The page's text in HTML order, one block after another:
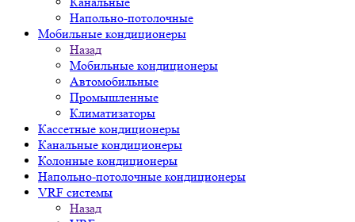
Напольно-потолочные
Мобильные кондиционеры
Назад
Мобильные кондиционеры
Автомобильные
Промышленные
Климатизаторы
Кассетные кондиционеры
Канальные кондиционеры
Колонные кондиционеры
Напольно-потолочные кондиционеры
VRF системы
Назад